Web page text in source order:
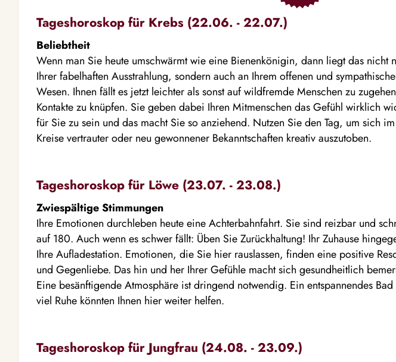
Tageshoroskop für Krebs (22.06. - 22.07.)
Beliebtheit
Wenn man Sie heute umschwärmt wie eine Bienenkönigin, dann liegt das nicht
Ihrer fabelhaften Ausstrahlung, sondern auch an Ihrem offenen und
Wesen. Ihnen fällt es jetzt leichter als sonst auf wildfremde Menschen zu
Kontakte zu knüpfen. Sie geben dabei Ihren Mitmenschen das Gefühl wirklich
für Sie zu sein und das macht Sie so anziehend. Nutzen Sie den Tag, um sich im
Kreise vertrauter oder neu gewonnener Bekanntschaften kreativ auszutoben.
Tageshoroskop für Löwe (23.07. - 23.08.)
Zwiespältige Stimmungen
Ihre Emotionen durchleben heute eine Achterbahnfahrt. Sie sind reizbar und
auf 180. Auch wenn es schwer fällt: Üben Sie Zurückhaltung! Ihr Zuhause
Ihre Aufladestation. Emotionen, die Sie hier rauslassen, finden eine positive
und Gegenliebe. Das hin und her Ihrer Gefühle macht sich gesundheitlich
Eine besänftigende Atmosphäre ist dringend notwendig. Ein entspannendes Bad
viel Ruhe könnten Ihnen hier weiter helfen.
Tageshoroskop für Jungfrau (24.08. - 23.09.)